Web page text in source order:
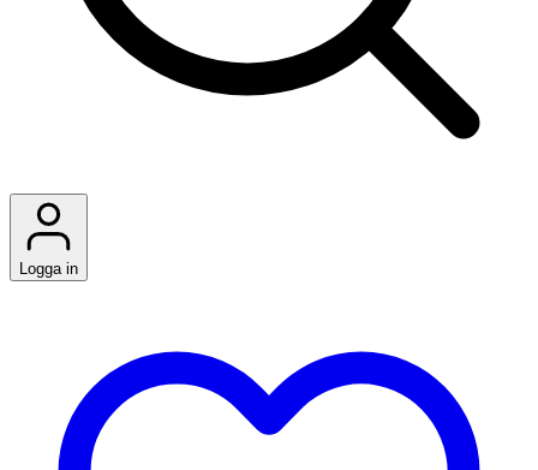
Logga in